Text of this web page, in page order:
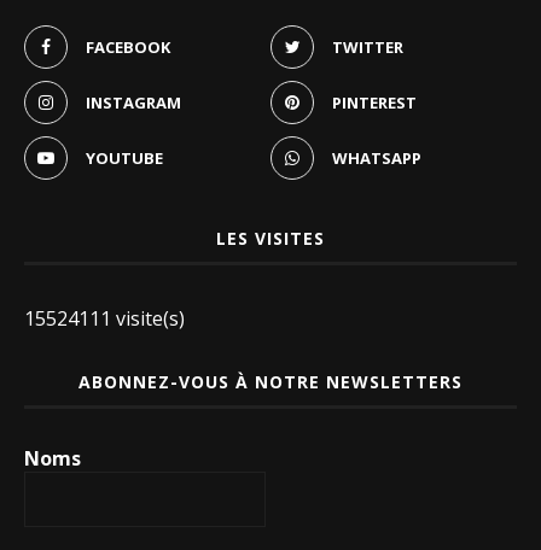
FACEBOOK TWITTER
INSTAGRAM PINTEREST
YOUTUBE WHATSAPP
LES VISITES
15524111 visite(s)
ABONNEZ-VOUS À NOTRE NEWSLETTERS
Noms